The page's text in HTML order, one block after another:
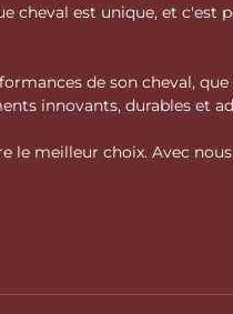
cheval est unique, et c'est
de son cheval,
innovants, durables et
le meilleur choix. Avec